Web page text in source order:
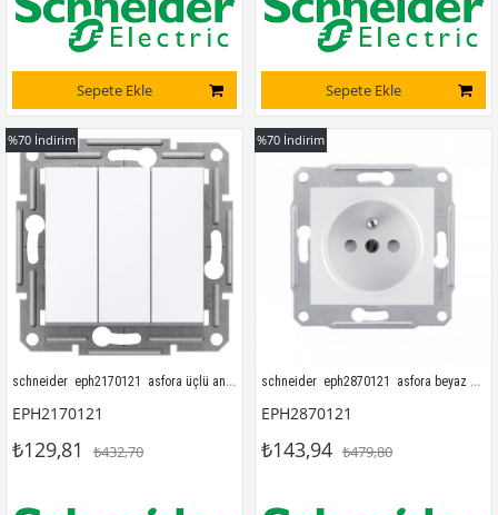
Sepete Ekle Sepete Ekle
schneider  eph2170121  asfora üçlü anahtar beyaz çerçevesiz
EPH2170121
₺129,81 ₺432,70
%70 İndirim
schneider  eph2870121  asfora beyaz ups priz çerçevesiz
EPH2870121
₺143,94 ₺479,80
%70 İndirim